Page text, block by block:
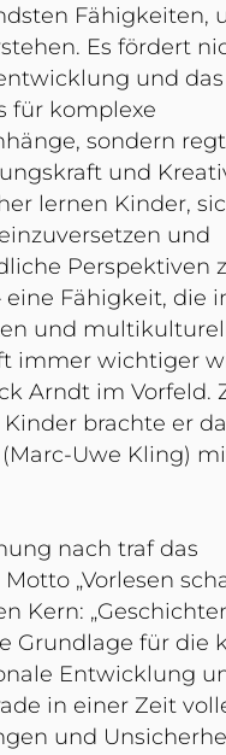
Fähigkeiten,
Es fördert
und das
für komplexe
sondern
und
lernen Kinder,
und
Perspektiven
eine Fähigkeit, die
und
immer wichtiger
Arndt im Vorfeld.
brachte er
(Marc-Uwe Kling)
nach traf das
„Vorlesen
Kern:
Grundlage für die
Entwicklung
in einer Zeit
und